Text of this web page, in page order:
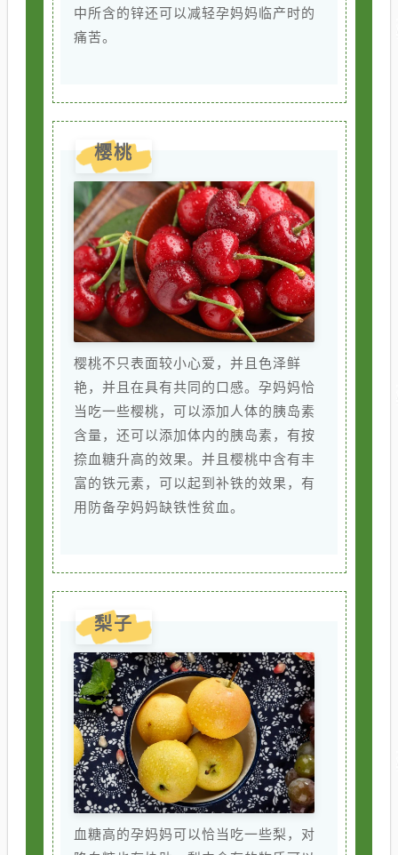
中所含的锌还可以减轻孕妈妈临产时的
痛苦。
樱桃
樱桃不只表面较小心爱，并且色泽鲜
艳，并且在具有共同的口感。孕妈妈恰
当吃一些樱桃，可以添加人体的胰岛素
含量，还可以添加体内的胰岛素，有按
捺血糖升高的效果。并且樱桃中含有丰
富的铁元素，可以起到补铁的效果，有
用防备孕妈妈缺铁性贫血。
梨子
血糖高的孕妈妈可以恰当吃一些梨，对